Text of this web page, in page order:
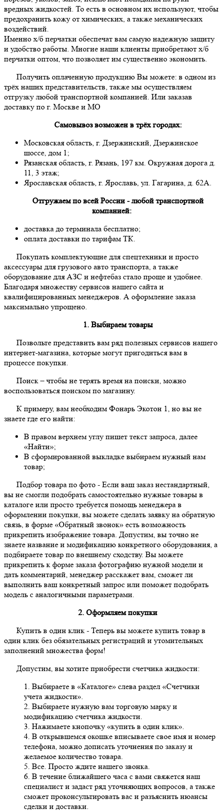
вредных жидкостей. То есть в основном их используют, чтобы
предохранить кожу от химических, а также механических
воздействий.
Именно х/б перчатки обеспечат вам самую надежную защиту
и удобство работы. Многие наши клиенты приобретают х/б
перчатки оптом, что позволяет им существенно экономить.
Получить оплаченную продукцию Вы можете: в одном из
трёх наших представительств, также мы осуществляем
отгрузку любой транспортной компанией. Или заказав
доставку по г. Москве и МО
Самовывоз возможен в трёх городах:
Московская область, г. Дзержинский, Дзержинское
шоссе, дом 1;
Рязанская область, г. Рязань, 197 км. Окружная дорога д.
11, 3 этаж;
Ярославская область, г. Ярославь, ул. Гагарина, д. 62А.
Отгружаем по всей России - любой транспортной
компанией:
доставка до терминала бесплатно;
оплата доставки по тарифам ТК.
Покупать комплектующие для спецтехники и просто
аксессуары для грузового авто транспорта, а также
оборудование для АЗС и нефтебаз стало проще и удобнее.
Благодаря множеству сервисов нашего сайта и
квалифицированных менеджеров. А оформление заказа
максимально упрощено.
1. Выбираем товары
Позвольте представить вам ряд полезных сервисов нашего
интернет-магазина, которые могут пригодиться вам в
процессе покупки.
Поиск– чтобы не терять время на поиски, можно
воспользоваться поиском по магазину.
К примеру, вам необходим Фонарь Экотон 1, но вы не
знаете где его найти:
В правом верхнем углу пишет текст запроса, далее
«Найти»;
В сформированной выкладке выбираем нужный нам
товар;
Подбор товара по фото - Если ваш заказ нестандартный,
вы не смогли подобрать самостоятельно нужные товары в
каталоге или просто требуется помощь менеджера в
оформлении покупки, вы можете сделать заявку на обратную
связь, в форме «Обратный звонок» есть возможность
прикрепить изображение товара. Допустим, вы точно не
знаете название и модификацию конкретного оборудования, а
подбираете товар по внешнему сходству. Вы можете
прикрепить к форме заказа фотографию нужной модели и
дать комментарий, менеджер расскажет вам, сможет ли
выполнить ваш конкретный запрос или поможет подобрать
модель с аналогичными параметрами.
2. Оформляем покупки
Купить в один клик - Теперь вы можете купить товар в
один клик без обязательных регистраций и утомительных
заполнений множества форм!
Допустим, вы хотите приобрести счетчика жидкости:
1. Выбираете в «Каталоге» слева раздел «Счетчики
учета жидкости».
2. Выбираете нужную вам торговую марку и
модификацию счетчика жидкости.
3. Нажимаете кнопочку «купить в один клик».
4. В открывшемся окошке вписываете свое имя и номер
телефона, можно дописать уточнения по заказу и
желаемое количество товара.
5. Все. Просто ждите нашего звонка.
6. В течение ближайшего часа с вами свяжется наш
специалист и задаст ряд уточняющих вопросов, а также
сможет проконсультировать вас и разъяснить нюансы
сделки и доставки.